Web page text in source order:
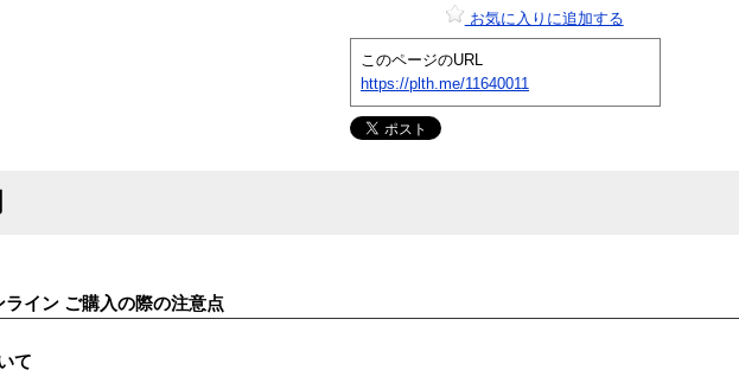
お気に入りに追加する
このページのURL
https://plth.me/11640011
ライン ご購入の際の注意点
て